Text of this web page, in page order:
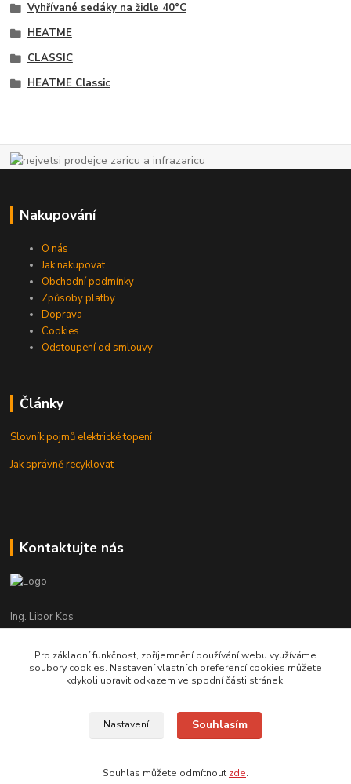
Vyhřívané sedáky na židle 40°C
HEATME
CLASSIC
HEATME Classic
Nakupování
O nás
Jak nakupovat
Obchodní podmínky
Způsoby platby
Doprava
Cookies
Odstoupení od smlouvy
Články
Slovník pojmů elektrické topení
Jak správně recyklovat
Kontaktujte nás
Ing. Libor Kos
+420 601 555 225
(Po-Pá: 8-17:00 hod.)
info@infrasystemy.cz
infrasystémy s.r.o. 2012-2019
Pro základní funkčnost, zpříjemnění používání webu využíváme
soubory cookies. Nastavení vlastních preferencí cookies můžete
kdykoli upravit odkazem ve spodní části stránek.
Nastavení Souhlasím
Souhlas můžete odmítnout zde.